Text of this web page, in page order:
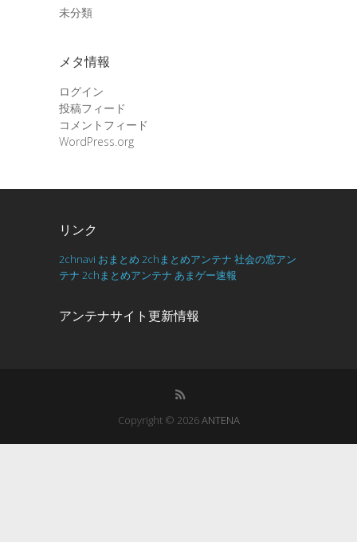
未分類
メタ情報
ログイン
投稿フィード
コメントフィード
WordPress.org
リンク
2chnavi おまとめ 2chまとめアンテナ 社会の窓アン
テナ 2chまとめアンテナ あまゲー速報
アンテナサイト更新情報
Copyright © 2026ANTENA